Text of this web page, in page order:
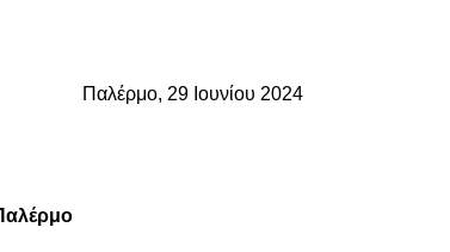
Παλέρμο, 29 Ιουνίου 2024